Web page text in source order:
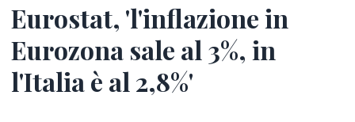
Eurostat, 'l'inflazione in
Eurozona sale al 3%, in
l'Italia è al 2,8%'